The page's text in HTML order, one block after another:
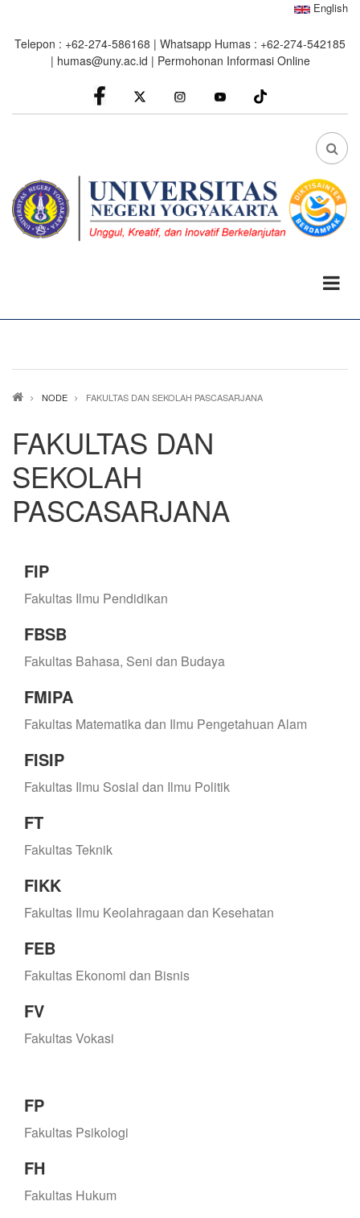
main
English
Telepon : +62-274-586168 | Whatsapp Humas : +62-274-542185
| humas@uny.ac.id | Permohonan Informasi Online
facebook
Instagram youtube
FA
Breadcrumb
NODE FAKULTAS DAN SEKOLAH PASCASARJANA
FAKULTAS DAN
SEKOLAH
PASCASARJANA
FIP
Fakultas Ilmu Pendidikan
FBSB
Fakultas Bahasa, Seni dan Budaya
FMIPA
Fakultas Matematika dan Ilmu Pengetahuan Alam
FISIP
Fakultas Ilmu Sosial dan Ilmu Politik
FT
Fakultas Teknik
FIKK
Fakultas Ilmu Keolahragaan dan Kesehatan
FEB
Fakultas Ekonomi dan Bisnis
FV
Fakultas Vokasi
FP
Fakultas Psikologi
FH
Fakultas Hukum